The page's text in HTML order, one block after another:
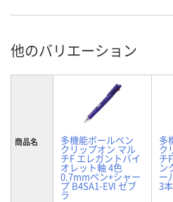
他のバリエーション
商品名 多機能ボールペン
クリップオン マル
チF エレガントバイ
オレット軸 4色
0.7mmペン+シャー
プ B4SA1-EVI ゼブ
ラ
多
ク
チ
ン
ー
3